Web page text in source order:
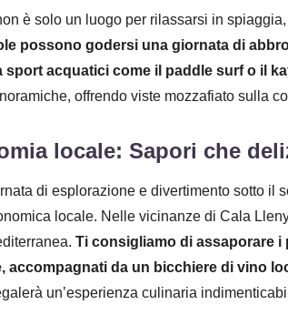
è solo un luogo per rilassarsi in
possono godersi una giornata di
sport acquatici come il paddle surf o il
offrendo viste mozzafiato sulla
locale: Sapori che
di esplorazione e divertimento sotto il
locale. Nelle vicinanze di Cala
Ti consigliamo di assaporare i
accompagnati da un bicchiere di vino
un’esperienza culinaria